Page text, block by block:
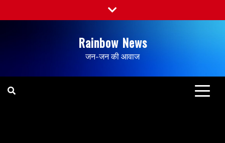
Rainbow News
जन-जन की आवाज